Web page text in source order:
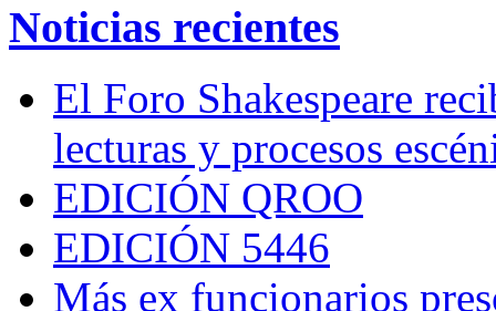
Noticias recientes
El Foro Shakespeare
lecturas y procesos
EDICIÓN QROO
EDICIÓN 5446
Más ex funcionarios